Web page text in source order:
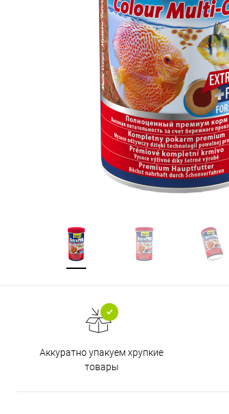
Аккуратно упакуем хрупкие
товары